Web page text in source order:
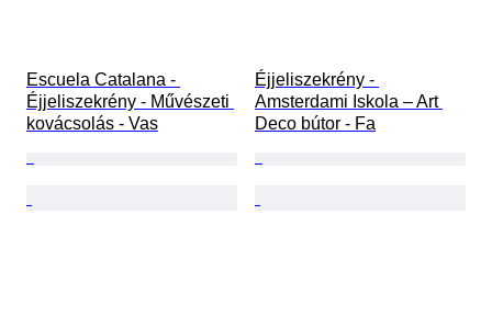
Escuela Catalana -
Éjjeliszekrény - Művészeti
kovácsolás - Vas
Éjjeliszekrény -
Amsterdami Iskola – Art
Deco bútor - Fa